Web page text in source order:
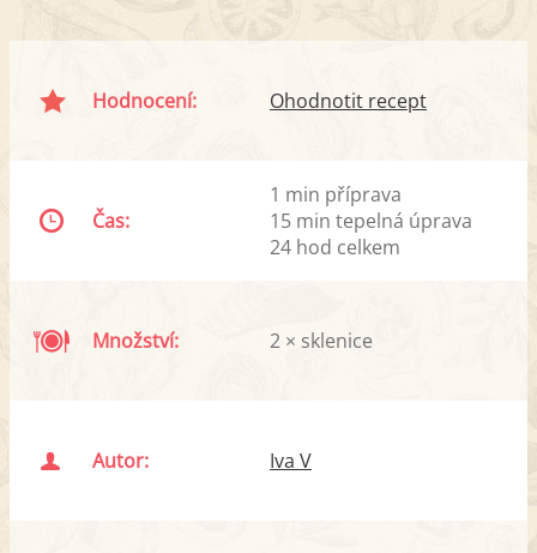
Hodnocení: Ohodnotit recept
Čas:
1 min příprava
15 min tepelná úprava
24 hod celkem
Množství: 2 × sklenice
Autor: Iva V